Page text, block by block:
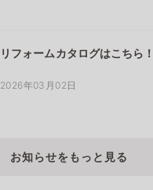
リフォームカタログはこちら！
2026年03月02日
お知らせをもっと見る